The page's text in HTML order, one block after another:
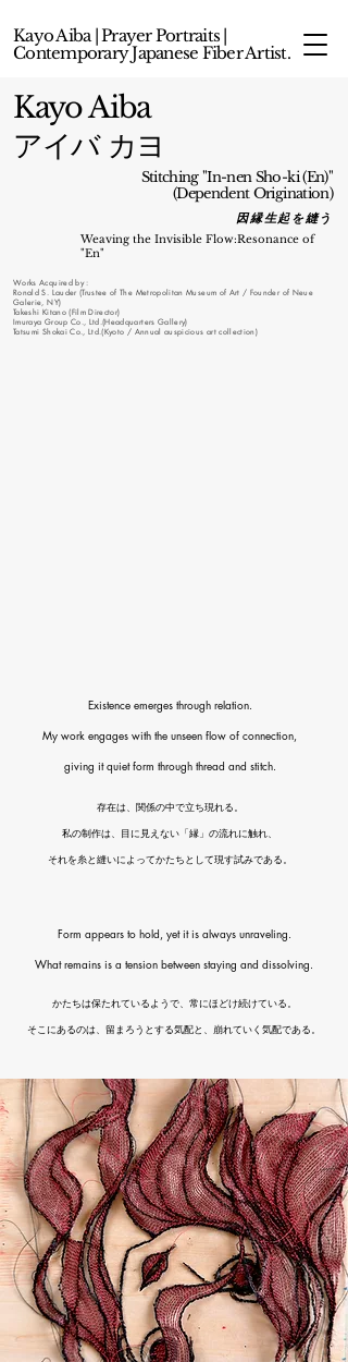
Kayo Aiba | Prayer Portraits |
Contemporary Japanese Fiber Artist.
Kayo Aiba
アイバ カヨ
Stitching "In-nen Sho-ki (En)"
(Dependent Origination)
​因縁生起を縫う
Weaving the Invisible Flow:Resonance of
"En"
Works Acquired by :
Ronald S. Lauder (Trustee of The Metropolitan Museum of Art / Founder of Neue
Galerie, NY)
Takeshi Kitano (Film Director)
Imuraya Group Co., Ltd.(Headquarters Gallery)
Tatsumi Shokai Co., Ltd.(Kyoto / Annual auspicious art collection)
Existence emerges through relation.
My work engages with the unseen flow of connection,
giving it quiet form through thread and stitch.
存在は、関係の中で立ち現れる。
私の制作は、目に見えない「縁」の流れに触れ、
それを糸と縫いによってかたちとして現す試みである。
Form appears to hold, yet it is always unraveling.
What remains is a tension between staying and dissolving.
かたちは保たれているようで、常にほどけ続けている。
そこにあるのは、留まろうとする気配と、崩れていく気配である。